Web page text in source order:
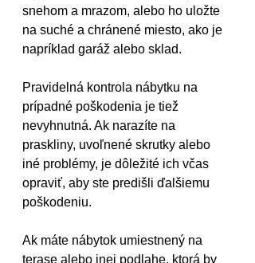
snehom a mrazom, alebo ho uložte
na suché a chránené miesto, ako je
napríklad garáž alebo sklad.
Pravidelná kontrola nábytku na
prípadné poškodenia je tiež
nevyhnutná. Ak narazíte na
praskliny, uvoľnené skrutky alebo
iné problémy, je dôležité ich včas
opraviť, aby ste predišli ďalšiemu
poškodeniu.
Ak máte nábytok umiestnený na
terase alebo inej podlahe, ktorá by